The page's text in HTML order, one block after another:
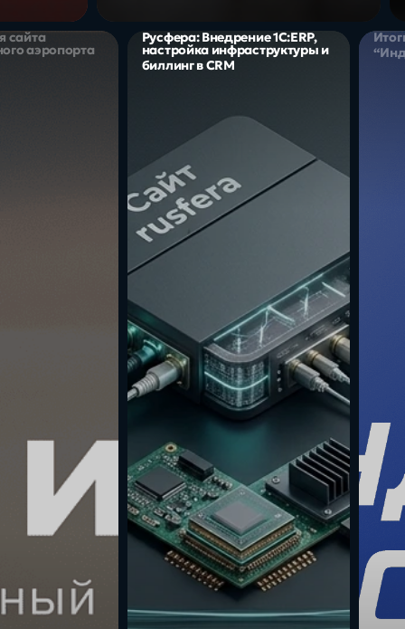
сайта
аэропорта
Русфера: Внедрение 1С:ERP,
настройка инфраструктуры и
биллинг в CRM